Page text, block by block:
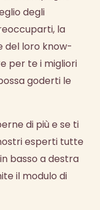
degli
la
del loro know-
per te i migliori
goderti le
di più e se ti
esperti tutte
basso a destra
il modulo di